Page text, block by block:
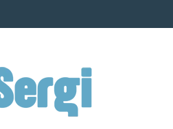
Ayrıntılarıyla Görüntülendi